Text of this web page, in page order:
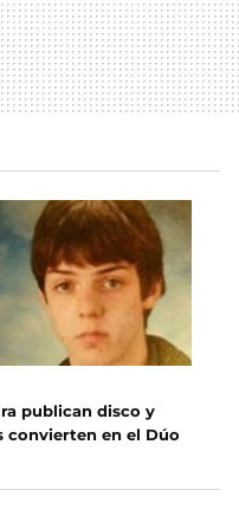
publican disco y
convierten en el Dúo